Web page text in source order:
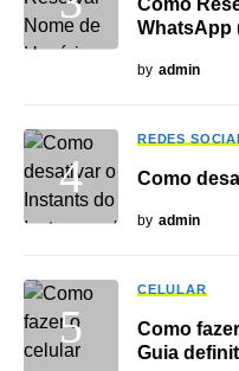
WhatsApp
by admin
REDES
Como
by admin
CELULAR
Como
Guia